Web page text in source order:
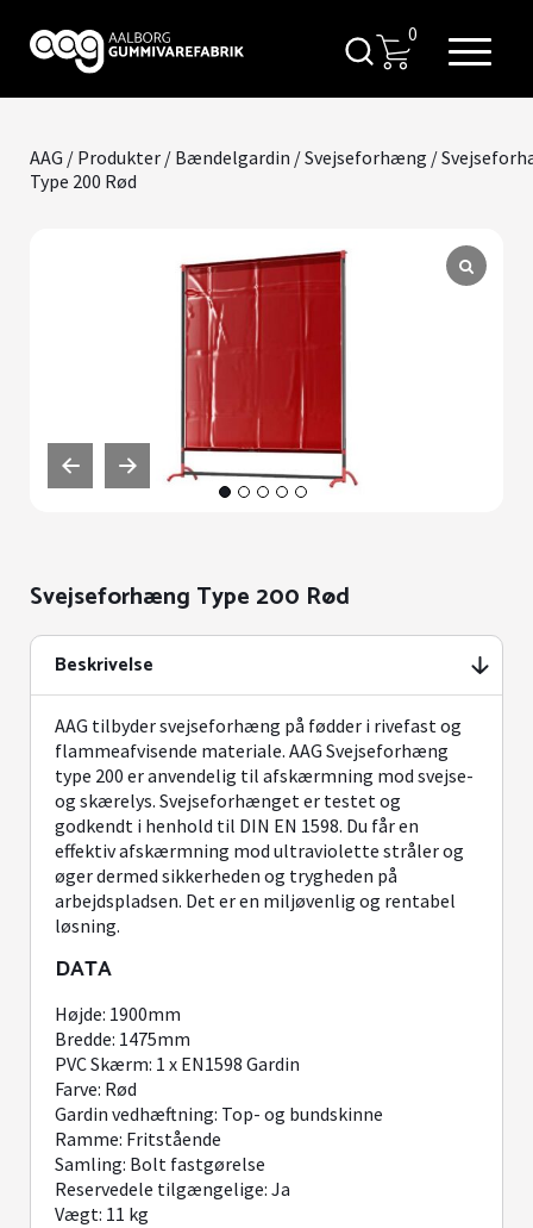
0
AAG / Produkter / Bændelgardin /Svejseforhæng /
Type 200 Rød
Svejseforhæng Type 200 Rød
Beskrivelse
AAG tilbyder svejseforhæng på fødder i rivefast og
flammeafvisende materiale. AAG Svejseforhæng
type 200 er anvendelig til afskærmning mod svejse-
og skærelys. Svejseforhænget er testet og
godkendt i henhold til DIN EN 1598. Du får en
effektiv afskærmning mod ultraviolette stråler og
øger dermed sikkerheden og trygheden på
arbejdspladsen. Det er en miljøvenlig og rentabel
løsning.
DATA
Højde: 1900mm
Bredde: 1475mm
PVC Skærm: 1 x EN1598 Gardin
Farve: Rød
Gardin vedhæftning: Top- og bundskinne
Ramme: Fritstående
Samling: Bolt fastgørelse
Reservedele tilgængelige: Ja
Vægt: 11 kg